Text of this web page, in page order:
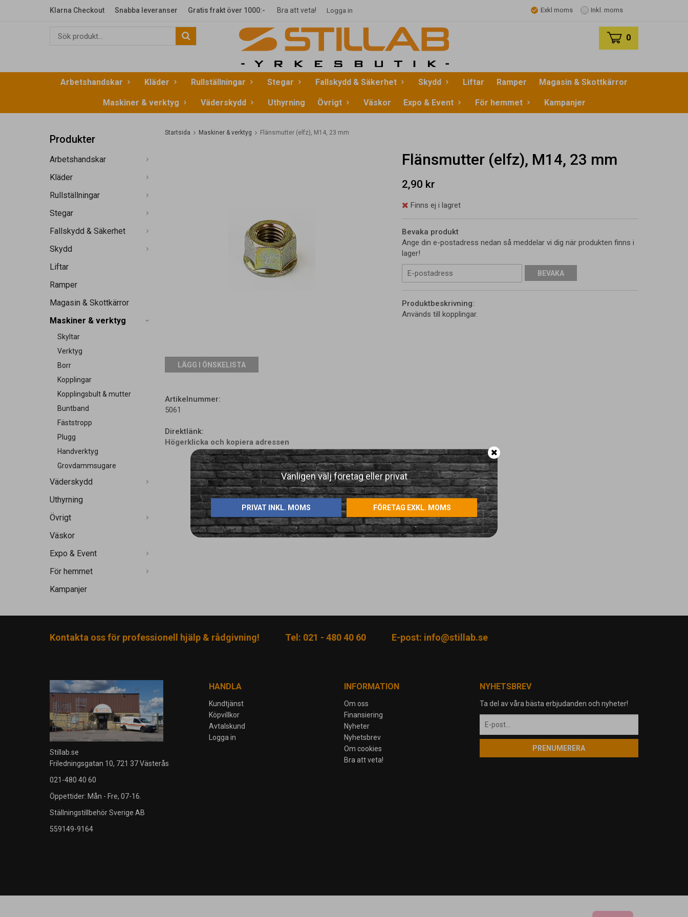
Klarna Checkout Snabba leveranser Gratis frakt över 1000:- Bra att veta! Logga in Exkl moms Inkl. moms
0
Arbetshandskar Kläder Rullställningar Stegar Fallskydd & Säkerhet Skydd Liftar Ramper Magasin & Skottkärror
Maskiner & verktyg Väderskydd Uthyrning Övrigt Väskor Expo & Event För hemmet Kampanjer
Produkter
Arbetshandskar
Kläder
Rullställningar
Stegar
Fallskydd & Säkerhet
Skydd
Liftar
Ramper
Magasin & Skottkärror
Maskiner & verktyg
Skyltar
Verktyg
Borr
Kopplingar
Kopplingsbult & mutter
Buntband
Fäststropp
Plugg
Handverktyg
Grovdammsugare
Väderskydd
Uthyrning
Övrigt
Väskor
Expo & Event
För hemmet
Kampanjer
Startsida Maskiner & verktyg Flänsmutter (elfz), M14, 23 mm
Vänligen välj företag eller privat
PRIVAT INKL. MOMS FÖRETAG EXKL. MOMS
Flänsmutter (elfz), M14, 23 mm
2,90 kr
Finns ej i lagret
Bevaka produkt
Ange din e-postadress nedan så meddelar vi dig när produkten finns i
lager!
BEVAKA
Produktbeskrivning:
Används till kopplingar.
LÄGG I ÖNSKELISTA
Artikelnummer:
5061
Direktlänk:
Högerklicka och kopiera adressen
Kontakta oss för professionell hjälp & rådgivning! Tel: 021 - 480 40 60 E-post: info@stillab.se
Stillab.se
Friledningsgatan 10, 721 37 Västerås
021-480 40 60
Öppettider: Mån - Fre, 07-16.
Ställningstillbehör Sverige AB
559149-9164
HANDLA
Kundtjänst
Köpvillkor
Avtalskund
Logga in
INFORMATION
Om oss
Finansiering
Nyheter
Nyhetsbrev
Om cookies
Bra att veta!
NYHETSBREV
Ta del av våra bästa erbjudanden och nyheter!
PRENUMERERA